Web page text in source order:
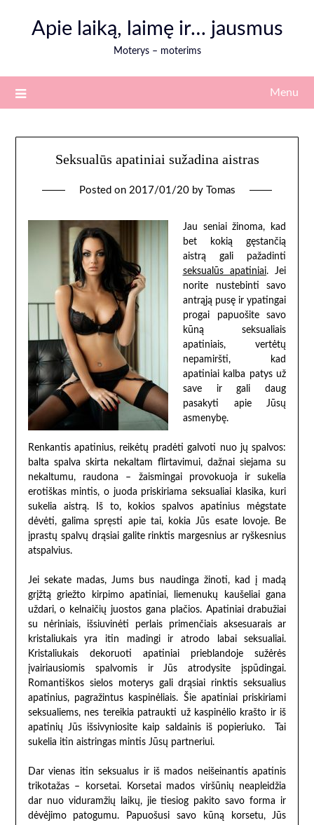
Apie laiką, laimę ir… jausmus
Moterys – moterims
Menu
Seksualūs apatiniai sužadina aistras
Posted on 2017/01/20by Tomas
Jau seniai žinoma, kad
bet kokią gęstančią
aistrą gali pažadinti
seksualūs apatiniai. Jei
norite nustebinti savo
antrąją pusę ir ypatingai
progai papuošite savo
kūną seksualiais
apatiniais, vertėtų
nepamiršti, kad
apatiniai kalba patys už
save ir gali daug
pasakyti apie Jūsų
asmenybę.
Renkantis apatinius, reikėtų pradėti galvoti nuo jų spalvos:
balta spalva skirta nekaltam flirtavimui, dažnai siejama su
nekaltumu, raudona – žaismingai provokuoja ir sukelia
erotiškas mintis, o juoda priskiriama seksualiai klasika, kuri
sukelia aistrą. Iš to, kokios spalvos apatinius mėgstate
dėvėti, galima spręsti apie tai, kokia Jūs esate lovoje. Be
įprastų spalvų drąsiai galite rinktis margesnius ar ryškesnius
atspalvius.
Jei sekate madas, Jums bus naudinga žinoti, kad į madą
grįžtą griežto kirpimo apatiniai, liemenukų kaušeliai gana
uždari, o kelnaičių juostos gana plačios. Apatiniai drabužiai
su nėriniais, išsiuvinėti perlais primenčiais aksesuarais ar
kristaliukais yra itin madingi ir atrodo labai seksualiai.
Kristaliukais dekoruoti apatiniai prieblandoje sužėrės
įvairiausiomis spalvomis ir Jūs atrodysite įspūdingai.
Romantiškos sielos moterys gali drąsiai rinktis seksualius
apatinius, pagražintus kaspinėliais. Šie apatiniai priskiriami
seksualiems, nes tereikia patraukti už kaspinėlio krašto ir iš
apatinių Jūs išsivyniosite kaip saldainis iš popieriuko. Tai
sukelia itin aistringas mintis Jūsų partneriui.
Dar vienas itin seksualus ir iš mados neišeinantis apatinis
trikotažas – korsetai. Korsetai mados viršūnių neapleidžia
dar nuo viduramžių laikų, jie tiesiog pakito savo forma ir
dėvėjimo patogumu. Papuošusi savo kūną korsetu, Jūs